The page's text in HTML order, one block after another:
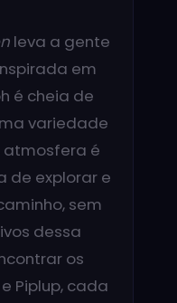
leva a gente
em
é cheia de
variedade
atmosfera é
de explorar e
sem
dessa
os
Piplup, cada